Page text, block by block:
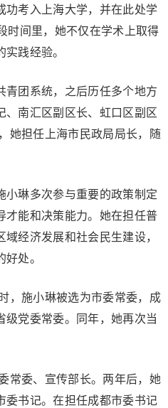
功考入上海大学，并在此处学
时间里，她不仅在学术上取得
践经验。
青团系统，之后历任多个地方
、南汇区副区长、虹口区副区
她担任上海市民政局局长，随
小琳多次参与重要的政策制定
才能和决策能力。她在担任普
经济发展和社会民生建设，
处。
，施小琳被选为市委常委，成
级党委常委。同年，她再次当
常委、宣传部长。两年后，她
委书记。在担任成都市委书记